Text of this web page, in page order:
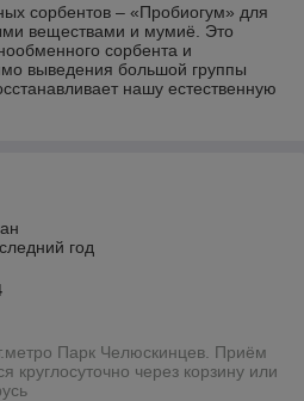
сорбентов – «Пробиогум» для
веществами и мумиё. Это
сорбента и
выведения большой группы
нашу естественную
год
Парк Челюскинцев. Приём
круглосуточно через корзину или